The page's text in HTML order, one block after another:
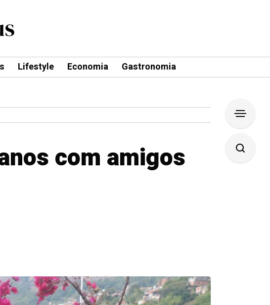
Lifestyle Economia Gastronomia
com amigos